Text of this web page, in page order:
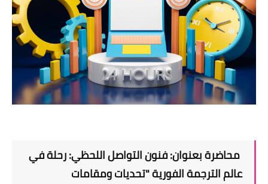
محاضرة بعنوان: فنون التواصل اللحظي: رحلة في
عالم الترجمة الفورية "تحديات ومقامات